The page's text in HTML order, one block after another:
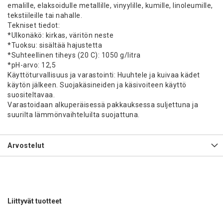
emalille, elaksoidulle metallille, vinyylille, kumille, linoleumille,
tekstiileille tai nahalle.
Tekniset tiedot:
*Ulkonäkö: kirkas, väritön neste
*Tuoksu: sisältää hajustetta
*Suhteellinen tiheys (20 C): 1050 g/litra
*pH-arvo: 12,5
Käyttöturvallisuus ja varastointi: Huuhtele ja kuivaa kädet
käytön jälkeen. Suojakäsineiden ja käsivoiteen käyttö
suositeltavaa.
Varastoidaan alkuperäisessä pakkauksessa suljettuna ja
suurilta lämmönvaihteluilta suojattuna.
Arvostelut
Liittyvät tuotteet